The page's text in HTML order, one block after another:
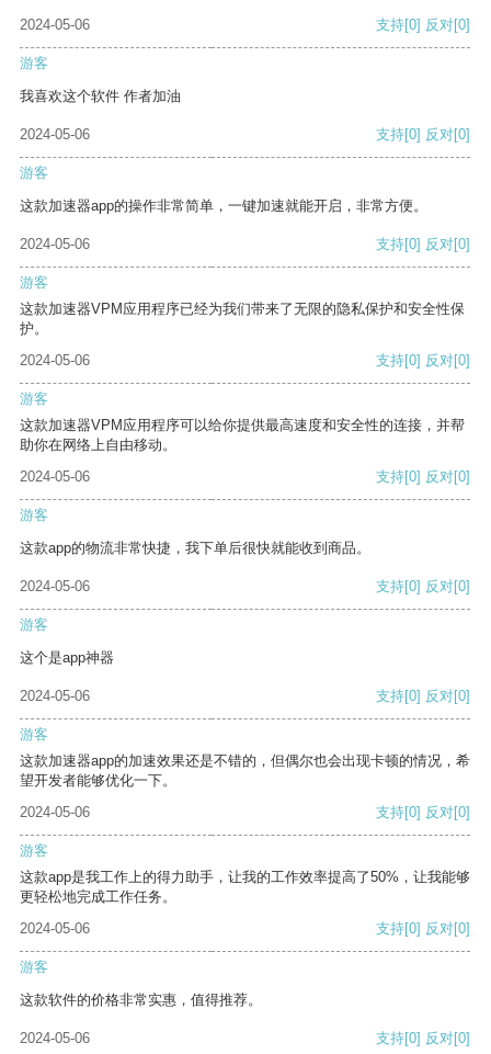
2024-05-06 支持[0] 反对[0]
游客
我喜欢这个软件 作者加油
2024-05-06 支持[0] 反对[0]
游客
这款加速器app的操作非常简单，一键加速就能开启，非常方便。
2024-05-06 支持[0] 反对[0]
游客
这款加速器VPM应用程序已经为我们带来了无限的隐私保护和安全性保
护。
2024-05-06
支持[0] 反对[0]
游客
这款加速器VPM应用程序可以给你提供最高速度和安全性的连接，并帮
助你在网络上自由移动。
2024-05-06
支持[0] 反对[0]
游客
这款app的物流非常快捷，我下单后很快就能收到商品。
2024-05-06 支持[0] 反对[0]
游客
这个是app神器
2024-05-06 支持[0] 反对[0]
游客
这款加速器app的加速效果还是不错的，但偶尔也会出现卡顿的情况，希
望开发者能够优化一下。
2024-05-06
支持[0] 反对[0]
游客
这款app是我工作上的得力助手，让我的工作效率提高了50%，让我能够
更轻松地完成工作任务。
2024-05-06
支持[0] 反对[0]
游客
这款软件的价格非常实惠，值得推荐。
2024-05-06 支持[0] 反对[0]